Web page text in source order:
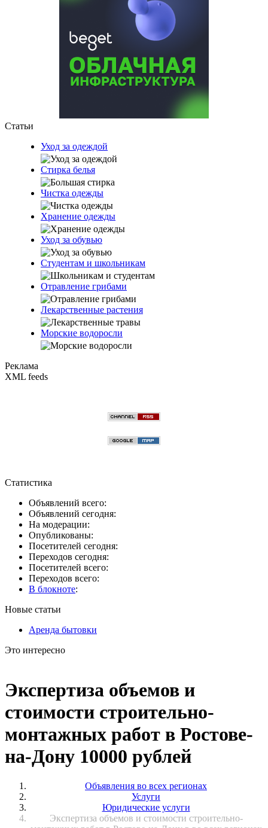
Статьи
Уход за одеждой
Стирка белья
Чистка одежды
Хранение одежды
Уход за обувью
Студентам и школьникам
Отравление грибами
Лекарственные растения
Морские водоросли
Реклама
XML feeds
Статистика
Объявлений всего:
Объявлений сегодня:
На модерации:
Опубликованы:
Посетителей сегодня:
Переходов сегодня:
Посетителей всего:
Переходов всего:
В блокноте:
Новые статьи
Аренда бытовки
Это интересно
Экспертиза объемов и
стоимости строительно-
монтажных работ в Ростове-
на-Дону 10000 рублей
Объявления во всех регионах
Услуги
Юридические услуги
Экспертиза объемов и стоимости строительно-